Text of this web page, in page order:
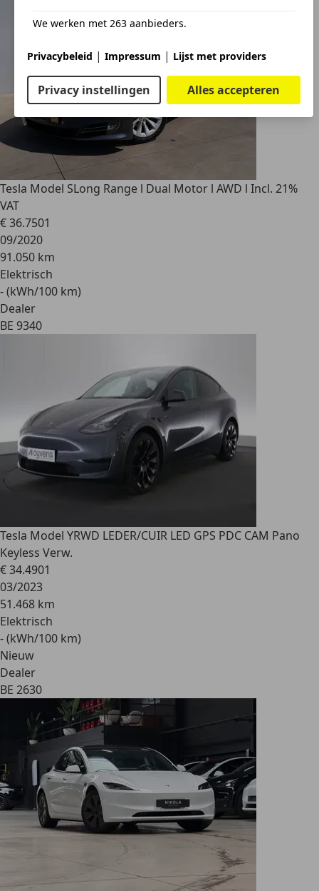
We werken met 263 aanbieders.
Privacybeleid | Impressum | Lijst met providers
Privacy instellingen Alles accepteren
Tesla Model SLong Range l Dual Motor l AWD l Incl. 21%
VAT
€ 36.7501
09/2020
91.050 km
Elektrisch
- (kWh/100 km)
Dealer
BE 9340
Tesla Model YRWD LEDER/CUIR LED GPS PDC CAM Pano
Keyless Verw.
€ 34.4901
03/2023
51.468 km
Elektrisch
- (kWh/100 km)
Nieuw
Dealer
BE 2630